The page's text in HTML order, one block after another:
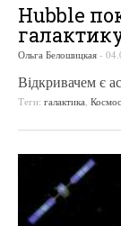
Hubble
Ольга Белошицкая -
Відкривачем є
Теги: галактика Космос